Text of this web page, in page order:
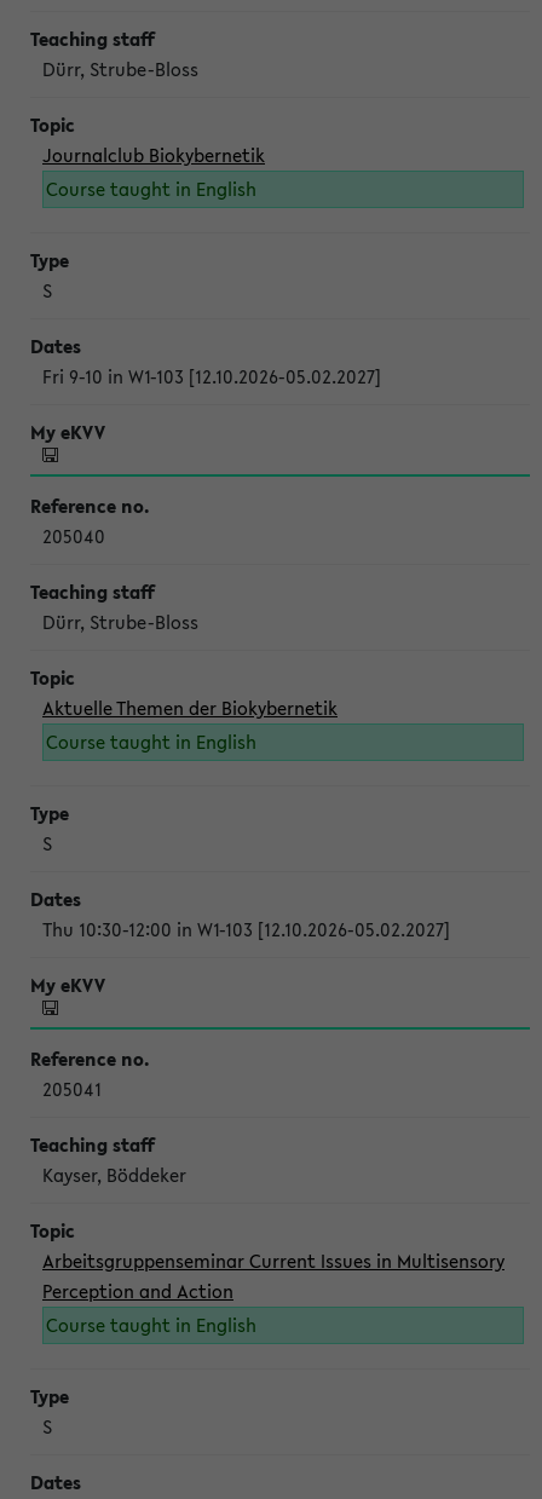
Dürr, Strube-Bloss
Journalclub Biokybernetik
Course taught in English
S
Fri 9-10 in W1-103 [12.10.2026-05.02.2027]
205040
Dürr, Strube-Bloss
Aktuelle Themen der Biokybernetik
Course taught in English
S
Thu 10:30-12:00 in W1-103 [12.10.2026-05.02.2027]
205041
Kayser, Böddeker
Arbeitsgruppenseminar Current Issues in Multisensory
Perception and Action
Course taught in English
S